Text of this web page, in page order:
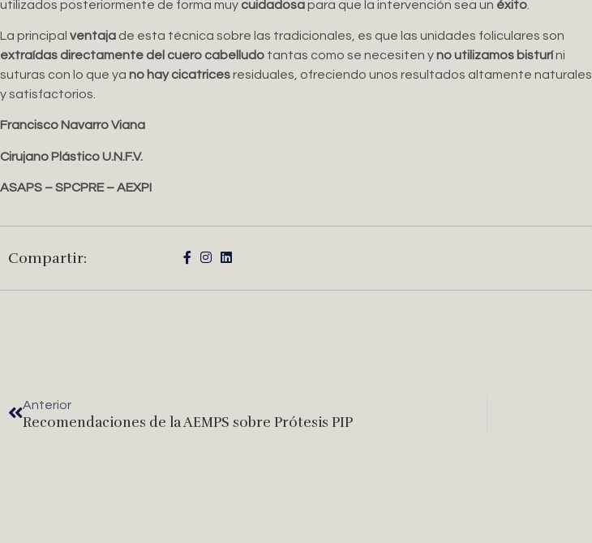
utilizados posteriormente de forma muycuidadosapara que la intervención sea un éxito
La principal ventaja de esta técnica sobre las tradicionales, es que las unidades foliculares son
extraídas directamente del cuero cabelludo tantas como se necesiten yno utilizamos bisturíni
suturas con lo que ya no hay cicatricesresiduales, ofreciendo unos resultados altamente naturales
y satisfactorios.
Francisco Navarro Viana
Cirujano Plástico U.N.F.V.
ASAPS – SPCPRE – AEXPI
Compartir:
Anterior
Recomendaciones de la AEMPS sobre Prótesis PIP